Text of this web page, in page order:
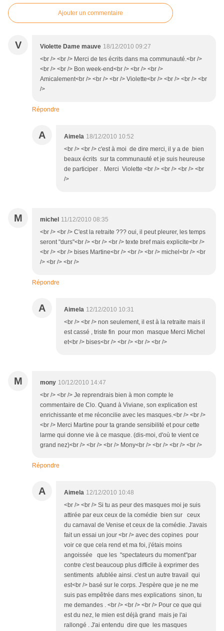
Ajouter un commentaire
V Violette Dame mauve 18/12/2010 09:27
<br /> <br /> Merci de tes écrits dans ma communauté.<br />
<br /> <br /> Bon week-end<br /> <br /> <br />
Amicalement<br /> <br /> <br /> Violette<br /> <br /> <br /> <br
/>
Répondre
A Aimela 18/12/2010 10:52
<br /> <br /> c'est à moi de dire merci, il y a de bien
beaux écrits sur ta communauté et je suis heureuse
de participer . Merci Violette <br /> <br /> <br /> <br
/>
M michel 11/12/2010 08:35
<br /> <br /> C'est la retraite ??? oui, il peut pleurer, les temps
seront "durs"<br /> <br /> <br /> texte bref mais explicite<br />
<br /> <br /> bises Martine<br /> <br /> <br /> michel<br /> <br
/> <br /> <br />
Répondre
A Aimela 12/12/2010 10:31
<br /> <br /> non seulement, il est à la retraite mais il
est cassé , triste fin pour mon masque Merci Michel
et<br /> bises<br /> <br /> <br /> <br />
M mony 10/12/2010 14:47
<br /> <br /> Je reprendrais bien à mon compte le
commentaire de Clo. Quand à Viviane, son explication est
enrichissante et me réconcilie avec les masques.<br /> <br />
<br /> Merci Martine pour ta grande sensibilité et pour cette
larme qui donne vie à ce masque. (dis-moi, d'où te vient ce
grand nez)<br /> <br /> <br /> Mony<br /> <br /> <br /> <br />
Répondre
A Aimela 12/12/2010 10:48
<br /> <br /> Si tu as peur des masques moi je suis
attirée par eux ceux de la comédie bien sur ceux
du carnaval de Venise et ceux de la comédie. J'avais
fait un essai un jour <br /> avec des copines pour
voir ce que cela rend et ma foi, j'étais moins
angoissée que les "spectateurs du moment"par
contre c'est beaucoup plus difficile à exprimer des
sentiments afublée ainsi. c'est un autre travail qui
est<br /> basé sur le corps. J'espère que je ne me
suis pas empêtrée dans mes explications sinon, tu
me demandes . <br /> <br /> <br /> Pour ce que qui
est du nez, le mien est déjà grand mais je l'ai
rallongé . J'ai entendu dire que les masques